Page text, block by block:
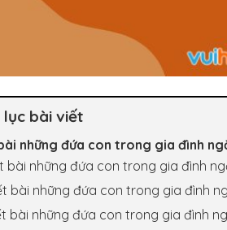
lục bài viết
những đứa con trong gia đình
bài những đứa con trong gia đình
bài những đứa con trong gia đình
bài những đứa con trong gia đình